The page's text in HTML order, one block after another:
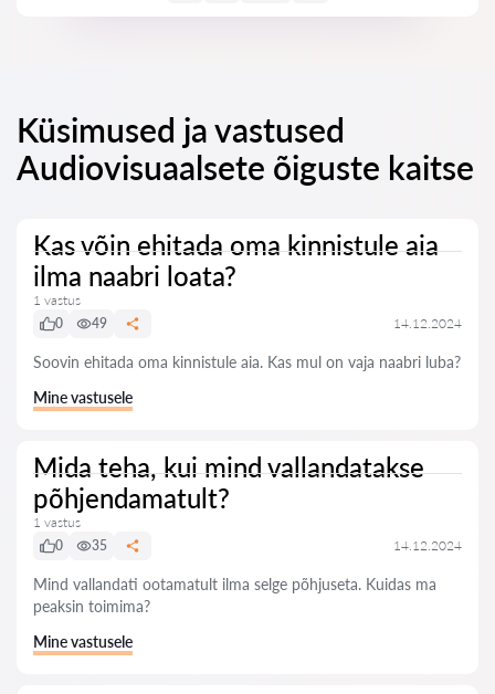
Küsimused ja vastused
Audiovisuaalsete õiguste kaitse
Kas võin ehitada oma kinnistule aia
ilma naabri loata?
1 vastus
0
49 14.12.2024
Soovin ehitada oma kinnistule aia. Kas mul on vaja naabri luba?
Mine vastusele
Mida teha, kui mind vallandatakse
põhjendamatult?
1 vastus
0
35 14.12.2024
Mind vallandati ootamatult ilma selge põhjuseta. Kuidas ma
peaksin toimima?
Mine vastusele